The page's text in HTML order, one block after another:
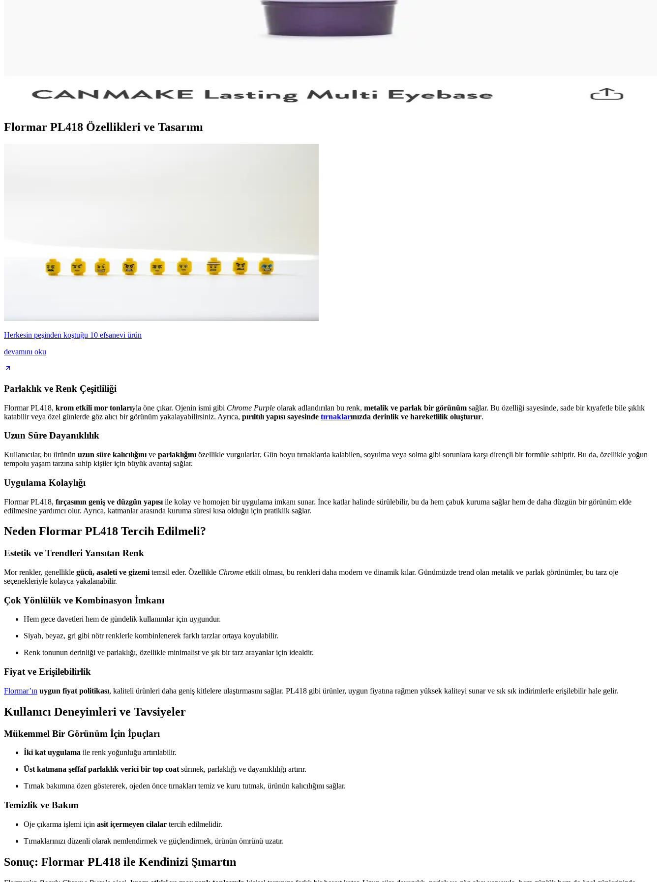
Gyaru makyaj stili, canlı allıklar ve ışıltılı cilt görünümüyle Japon gençleri arasında popülerdir. Doğru ürün seçimi ve saç aksesuarlarıyla özgün bir tarz oluşturulur.
Ortalama Makyaj Rutininin Maliyeti ve Satın Alma Alışkanlıklarının Etkisi
Canmake Eyebase, özellikle yağlı göz kapaklarında göz farının kalıcılığını artıran silikon bazlı bir Japon göz bazıdır. Kullanıcılar uzun süreli dayanıklılığını ve nemli hava koşullarında bile etkisini
vurgulamaktadır.
Flormar PL418 Özellikleri ve Tasarımı
Herkesin peşinden koştuğu 10 efsanevi ürün
devamını oku
Parlaklık ve Renk Çeşitliliği
Flormar PL418, krom etkili mor tonlarıyla öne çıkar. Ojenin ismi gibi Chrome Purple olarak adlandırılan bu renk, metalik ve parlak bir görünüm sağlar. Bu özelliği sayesinde, sade bir kıyafetle bile şıklık
katabilir veya özel günlerde göz alıcı bir görünüm yakalayabilirsiniz. Ayrıca, pırıltılı yapısı sayesinde tırnaklarınızda derinlik ve hareketlilik oluşturur.
Uzun Süre Dayanıklılık
Kullanıcılar, bu ürünün uzun süre kalıcılığını ve parlaklığını özellikle vurgularlar. Gün boyu tırnaklarda kalabilen, soyulma veya solma gibi sorunlara karşı dirençli bir formüle sahiptir. Bu da, özellikle yoğun
tempolu yaşam tarzına sahip kişiler için büyük avantaj sağlar.
Uygulama Kolaylığı
Flormar PL418, fırçasının geniş ve düzgün yapısı ile kolay ve homojen bir uygulama imkanı sunar. İnce katlar halinde sürülebilir, bu da hem çabuk kuruma sağlar hem de daha düzgün bir görünüm elde
edilmesine yardımcı olur. Ayrıca, katmanlar arasında kuruma süresi kısa olduğu için pratiklik sağlar.
Neden Flormar PL418 Tercih Edilmeli?
Estetik ve Trendleri Yansıtan Renk
Mor renkler, genellikle gücü, asaleti ve gizemi temsil eder. Özellikle Chrome etkili olması, bu renkleri daha modern ve dinamik kılar. Günümüzde trend olan metalik ve parlak görünümler, bu tarz oje
seçenekleriyle kolayca yakalanabilir.
Çok Yönlülük ve Kombinasyon İmkanı
Hem gece davetleri hem de gündelik kullanımlar için uygundur.
Siyah, beyaz, gri gibi nötr renklerle kombinlenerek farklı tarzlar ortaya koyulabilir.
Renk tonunun derinliği ve parlaklığı, özellikle minimalist ve şık bir tarz arayanlar için idealdir.
Fiyat ve Erişilebilirlik
Flormar’ın uygun fiyat politikası, kaliteli ürünleri daha geniş kitlelere ulaştırmasını sağlar. PL418 gibi ürünler, uygun fiyatına rağmen yüksek kaliteyi sunar ve sık sık indirimlerle erişilebilir hale gelir.
Kullanıcı Deneyimleri ve Tavsiyeler
Mükemmel Bir Görünüm İçin İpuçları
İki kat uygulama ile renk yoğunluğu artırılabilir.
Üst katmana şeffaf parlaklık verici bir top coatsürmek, parlaklığı ve dayanıklılığı artırır.
Tırnak bakımına özen göstererek, ojeden önce tırnakları temiz ve kuru tutmak, ürünün kalıcılığını sağlar.
Temizlik ve Bakım
Oje çıkarma işlemi için asit içermeyen cilalar tercih edilmelidir.
Tırnaklarınızı düzenli olarak nemlendirmek ve güçlendirmek, ürünün ömrünü uzatır.
Sonuç: Flormar PL418 ile Kendinizi Şımartın